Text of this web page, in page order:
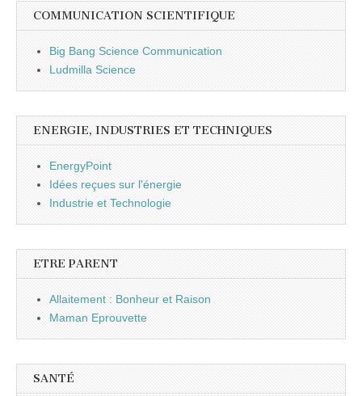
COMMUNICATION SCIENTIFIQUE
Big Bang Science Communication
Ludmilla Science
ENERGIE, INDUSTRIES ET TECHNIQUES
EnergyPoint
Idées reçues sur l'énergie
Industrie et Technologie
ETRE PARENT
Allaitement : Bonheur et Raison
Maman Eprouvette
SANTÉ